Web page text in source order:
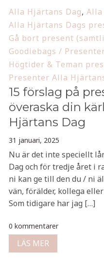
Alla Hjärtans Dag,
Alla Hjärtans Dags
Gå bort present
Goodiebags /
Högtider & Teman
Presenter Alla
15 förslag på
överaska din
Hjärtans Dag
31 januari, 2025
Nu är det inte speciellt
Dag och för tredje året i
ni kan ge till den du / ni
vän, förälder, kollega
Som tidigare har jag […]
0 kommentarer
LÄS MER